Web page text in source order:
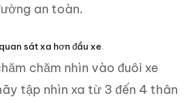
an toàn.
sát xa hơn đầu xe
chăm nhìn vào đuôi xe
tập nhìn xa từ 3 đến 4 thân